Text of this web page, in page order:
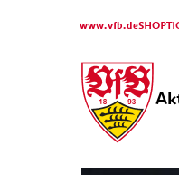
www.vfb.deSHOP